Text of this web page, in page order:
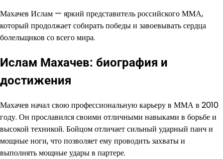
Махачев Ислам — яркий представитель российского ММА,
который продолжает собирать победы и завоевывать сердца
болельщиков со всего мира.
Ислам Махачев: биография и
достижения
Махачев начал свою профессиональную карьеру в ММА в 2010
году. Он прославился своими отличными навыками в борьбе и
высокой техникой. Бойцом отличает сильный ударный панч и
мощные ноги, что позволяет ему проводить захваты и
выполнять мощные удары в партере.